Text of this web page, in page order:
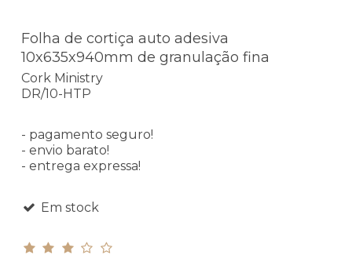
Folha de cortiça auto adesiva
10x635x940mm de granulação fina
Cork Ministry
DR/10-HTP
- pagamento seguro!
- envio barato!
- entrega expressa!
Em stock